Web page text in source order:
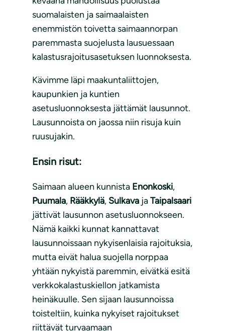
suomalaisten ja saimaalaisten
enemmistön toivetta saimaannorpan
paremmasta suojelusta lausuessaan
kalastusrajoitusasetuksen luonnoksesta.
Kävimme läpi maakuntaliittojen,
kaupunkien ja kuntien
asetusluonnoksesta jättämät lausunnot.
Lausunnoista on jaossa niin risuja kuin
ruusujakin.
Ensin risut:
Saimaan alueen kunnista Enonkoski,
Puumala, Rääkkylä, Sulkava jaTaipalsaari
jättivät lausunnon asetusluonnokseen.
Nämä kaikki kunnat kannattavat
lausunnoissaan nykyisenlaisia rajoituksia,
mutta eivät halua suojella norppaa
yhtään nykyistä paremmin, eivätkä esitä
verkkokalastuskiellon jatkamista
heinäkuulle. Sen sijaan lausunnoissa
toisteltiin, kuinka nykyiset rajoitukset
riittävät turvaamaan